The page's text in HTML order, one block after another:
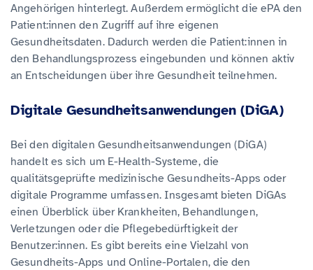
Angehörigen hinterlegt. Außerdem ermöglicht die ePA den
Patient:innen den Zugriff auf ihre eigenen
Gesundheitsdaten. Dadurch werden die Patient:innen in
den Behandlungsprozess eingebunden und können aktiv
an Entscheidungen über ihre Gesundheit teilnehmen.
Digitale Gesundheitsanwendungen (DiGA)
Bei den digitalen Gesundheitsanwendungen (DiGA)
handelt es sich um E-Health-Systeme, die
qualitätsgeprüfte medizinische Gesundheits-Apps oder
digitale Programme umfassen. Insgesamt bieten DiGAs
einen Überblick über Krankheiten, Behandlungen,
Verletzungen oder die Pflegebedürftigkeit der
Benutzer:innen. Es gibt bereits eine Vielzahl von
Gesundheits-Apps und Online-Portalen, die den